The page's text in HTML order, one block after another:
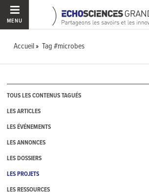
MENU
Accueil Tag #microbes
TOUS LES CONTENUS TAGUÉS
LES ARTICLES
LES ÉVÉNEMENTS
LES ANNONCES
LES DOSSIERS
LES PROJETS
LES RESSOURCES